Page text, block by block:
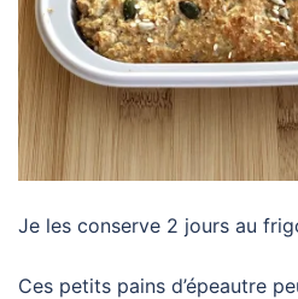
Je les conserve 2 jours au
Ces petits pains d’épeautre